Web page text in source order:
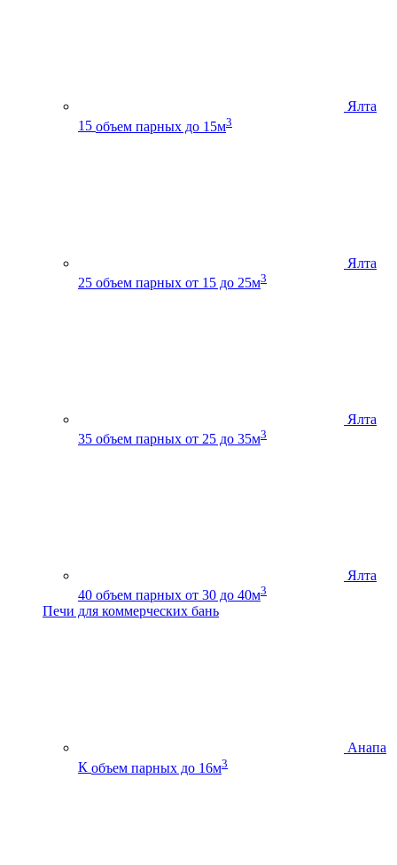
Ялта
15 объем парных до 15м3
Ялта
25 объем парных от 15 до 25м3
Ялта
35 объем парных от 25 до 35м3
Ялта
40 объем парных от 30 до 40м3
Печи для коммерческих бань
Анапа
К объем парных до 16м3